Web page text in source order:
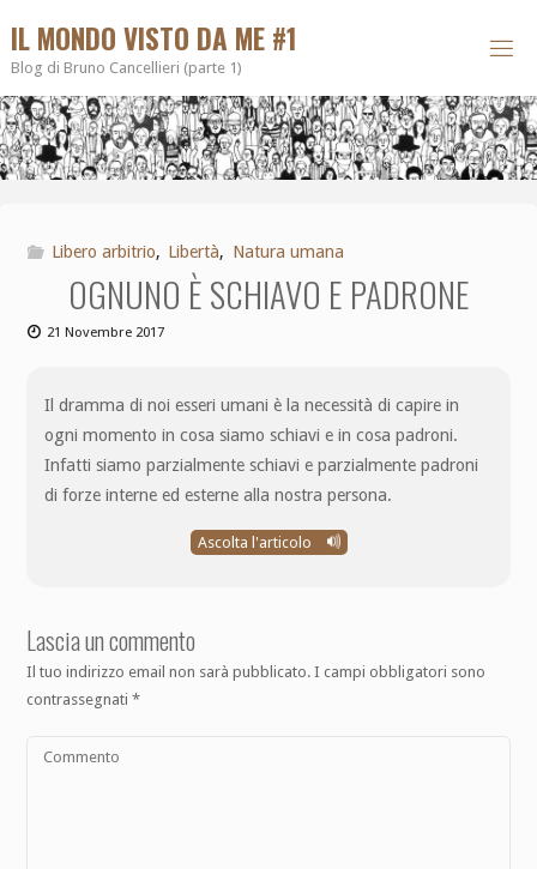
IL MONDO VISTO DA ME #1
Blog di Bruno Cancellieri (parte 1)
Libero arbitrio, Libertà, Natura umana
OGNUNO È SCHIAVO E PADRONE
21 Novembre 2017
Il dramma di noi esseri umani è la necessità di capire in
ogni momento in cosa siamo schiavi e in cosa padroni.
Infatti siamo parzialmente schiavi e parzialmente padroni
di forze interne ed esterne alla nostra persona.
Ascolta l'articolo
Lascia un commento
Il tuo indirizzo email non sarà pubblicato. I campi obbligatori sono
contrassegnati*